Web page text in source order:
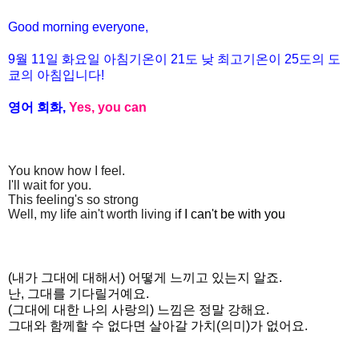
Good morning everyone,
9월 11일 화요일 아침기온이 21도 낮 최고기온이 25도의 도
쿄의 아침입니다!
영어 회화, Yes, you can
You know how I feel.
I'll wait for you.
This feeling's so strong
Well, my life ain't worth living if I can't be with you
(내가 그대에 대해서) 어떻게 느끼고 있는지 알죠.
난, 그대를 기다릴거예요.
(그대에 대한 나의 사랑의) 느낌은 정말 강해요.
그대와 함께할 수 없다면 살아갈 가치(의미)가 없어요.